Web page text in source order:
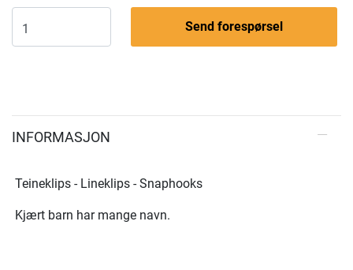
Send forespørsel
INFORMASJON
Teineklips - Lineklips - Snaphooks
Kjært barn har mange navn.